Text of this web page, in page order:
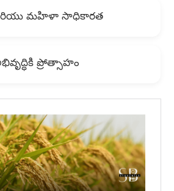
మహిళా సాధికారత
ప్రోత్సాహం